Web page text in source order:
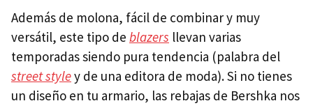
Además de molona, fácil de combinar y muy
versátil, este tipo de blazers llevan varias
temporadas siendo pura tendencia (palabra del
street styley de una editora de moda). Si no tienes
un diseño en tu armario, las rebajas de Bershka nos